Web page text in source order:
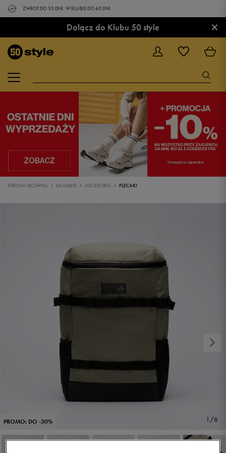
ZWROT DO 30 DNI. W KLUBIE DO 60 DNI.
Dołącz do Klubu 50 style ×
STRONA GŁÓWNA DAMSKIE AKCESORIA PLECAKI
PROMO: DO -30% 1/6